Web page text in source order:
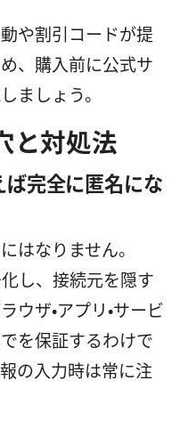
や割引コードが提
、購入前に公式サ
ましょう。
と対処法
完全に匿名にな
はなりません。
し、接続元を隠す
ザ・アプリ・サービ
を保証するわけで
の入力時は常に注